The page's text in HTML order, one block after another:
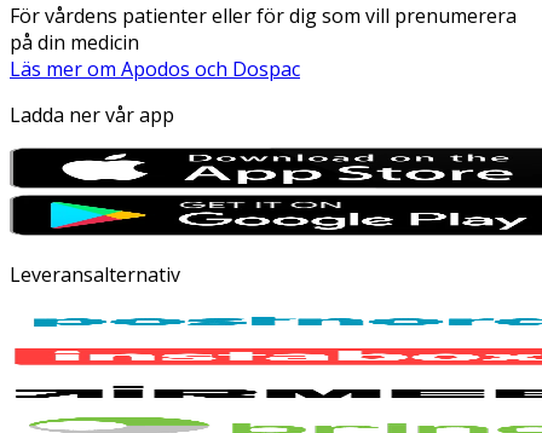
För vårdens patienter eller för dig som vill prenumerera
på din medicin
Läs mer om Apodos och Dospac
Ladda ner vår app
Leveransalternativ